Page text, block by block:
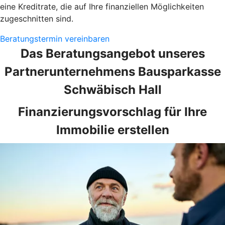
eine Kreditrate, die auf Ihre finanziellen Möglichkeiten
zugeschnitten sind.
Beratungstermin vereinbaren
Das Beratungsangebot unseres
Partnerunternehmens Bausparkasse
Schwäbisch Hall
Finanzierungsvorschlag für Ihre
Immobilie erstellen